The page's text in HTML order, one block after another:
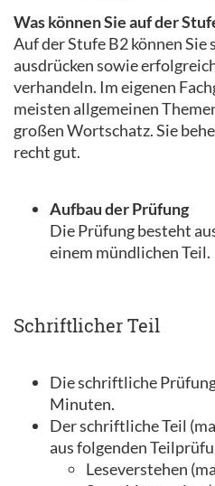
Was können Sie auf der
Auf der Stufe B2 können
ausdrücken sowie
verhandeln. Im eigenen
meisten allgemeinen
großen Wortschatz. Sie
recht gut.
Aufbau der Prüfung
Die Prüfung besteht
einem mündlichen Teil.
Schriftlicher Teil
Die schriftliche
Minuten.
Der schriftliche Teil
aus folgenden
Leseverstehen